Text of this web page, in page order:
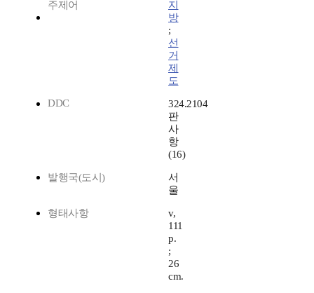
주제어
지
방
;
선
거
제
도
DDC
324.2104
판
사
항
(16)
발행국(도시)
서
울
형태사항
v,
111
p.
;
26
cm.